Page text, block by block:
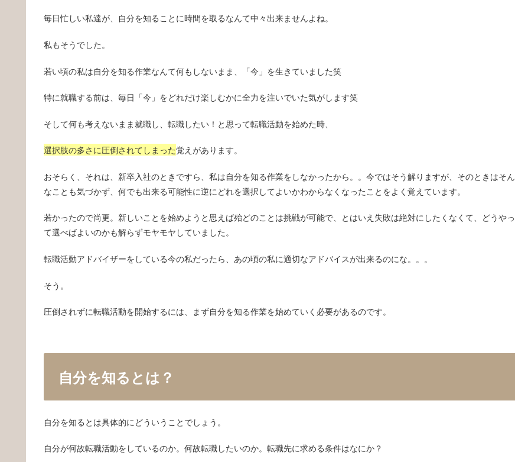
毎日忙しい私達が、自分を知ることに時間を取るなんて中々出来ませんよね。
私もそうでした。
若い頃の私は自分を知る作業なんて何もしないまま、「今」を生きていました笑
特に就職する前は、毎日「今」をどれだけ楽しむかに全力を注いでいた気がします笑
そして何も考えないまま就職し、転職したい！と思って転職活動を始めた時、
選択肢の多さに圧倒されてしまった覚えがあります。
おそらく、それは、新卒入社のときですら、私は自分を知る作業をしなかったから。。今ではそう解りますが、そのときはそん
なことも気づかず、何でも出来る可能性に逆にどれを選択してよいかわからなくなったことをよく覚えています。
若かったので尚更。新しいことを始めようと思えば殆どのことは挑戦が可能で、とはいえ失敗は絶対にしたくなくて、どうやっ
て選べばよいのかも解らずモヤモヤしていました。
転職活動アドバイザーをしている今の私だったら、あの頃の私に適切なアドバイスが出来るのにな。。。
そう。
圧倒されずに転職活動を開始するには、まず自分を知る作業を始めていく必要があるのです。
自分を知るとは？
自分を知るとは具体的にどういうことでしょう。
自分が何故転職活動をしているのか。何故転職したいのか。転職先に求める条件はなにか？